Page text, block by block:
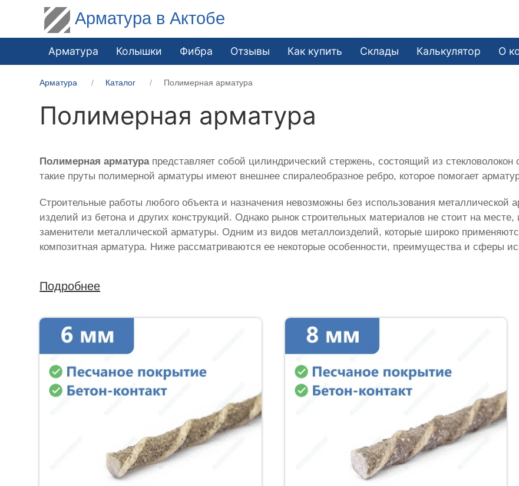
Арматура в Актобе
Арматура Колышки Фибра Отзывы Как купить Склады Калькулятор О
Арматура Каталог Полимерная арматура
Полимерная арматура
Полимерная арматурапредставляет собой цилиндрический стержень, состоящий из
такие пруты полимерной арматуры имеют внешнее спиралеобразное ребро, которое помогает
Строительные работы любого объекта и назначения невозможны без использования
изделий из бетона и других конструкций. Однако рынок строительных материалов не стоит на
заменители металлической арматуры. Одним из видов металлоизделий, которые широко
композитная арматура. Ниже рассматриваются ее некоторые особенности, преимущества и сферы
Подробнее